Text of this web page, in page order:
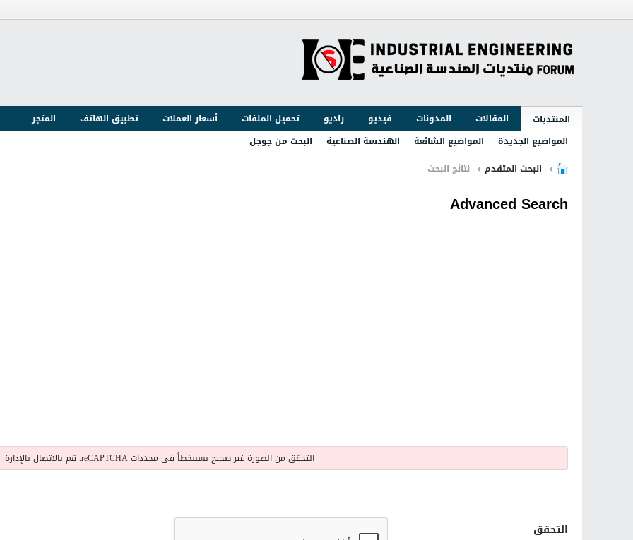
المنتديات المقالات المدونات فيديو راديو تحميل الملفات أسعار العملات تطبيق الهاتف
المتجر
المواضيع الجديدة
المواضيع الشائعة الهندسة الصناعية
البحث من جوجل
البحث المتقدم
نتائج البحث
Advanced Search
التحقق من الصورة غير صحيح بسببخطأ في محددات reCAPTCHA. قم بالاتصال بالإدارة.
التحقق